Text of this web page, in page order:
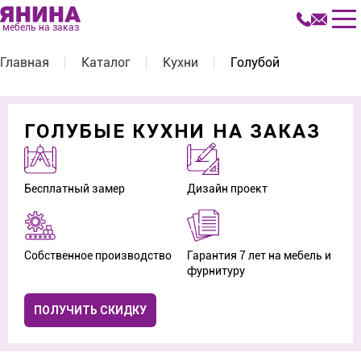
мебель на заказ
Главная Каталог Кухни Голубой
ГОЛУБЫЕ КУХНИ НА ЗАКАЗ
Бесплатный замер Дизайн проект
Собственное производство
Гарантия 7 лет на мебель и
фурнитуру
ПОЛУЧИТЬ СКИДКУ